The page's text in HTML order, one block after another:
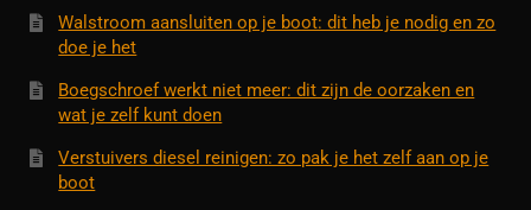
Walstroom aansluiten op je boot: dit heb je nodig en zo
doe je het
Boegschroef werkt niet meer: dit zijn de oorzaken en
wat je zelf kunt doen
Verstuivers diesel reinigen: zo pak je het zelf aan op je
boot